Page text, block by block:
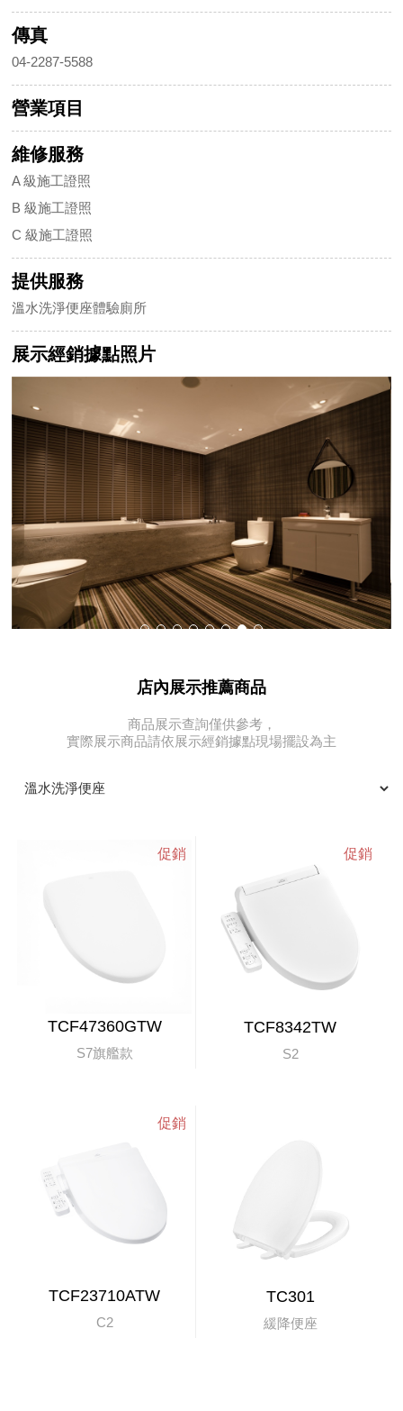
傳真
04-2287-5588
營業項目
維修服務
A 級施工證照
B 級施工證照
C 級施工證照
提供服務
溫水洗淨便座體驗廁所
展示經銷據點照片
店內展示推薦商品
商品展示查詢僅供參考，
實際展示商品請依展示經銷據點現場擺設為主
TCF47360GTW
S7旗艦款
TCF8342TW
S2
TCF23710ATW
C2
TC301
緩降便座